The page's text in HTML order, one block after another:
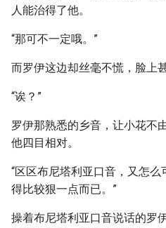
人能治得了他。
“那可不一定哦。”
而罗伊这边却丝毫不慌，脸上
“诶？”
罗伊那熟悉的乡音，让小花不
他四目相对。
“区区布尼塔利亚口音，又怎
得比较狠一点而已。”
操着布尼塔利亚口音说话的罗